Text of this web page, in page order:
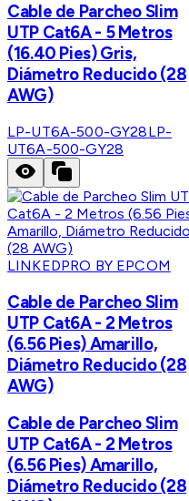
Cable de Parcheo Slim
UTP Cat6A - 5 Metros
(16.40 Pies) Gris,
Diámetro Reducido (28
AWG)
LP-UT6A-500-GY28LP-
UT6A-500-GY28
LINKEDPRO BY EPCOM
Cable de Parcheo Slim
UTP Cat6A - 2 Metros
(6.56 Pies) Amarillo,
Diámetro Reducido (28
AWG)
Cable de Parcheo Slim
UTP Cat6A - 2 Metros
(6.56 Pies) Amarillo,
Diámetro Reducido (28